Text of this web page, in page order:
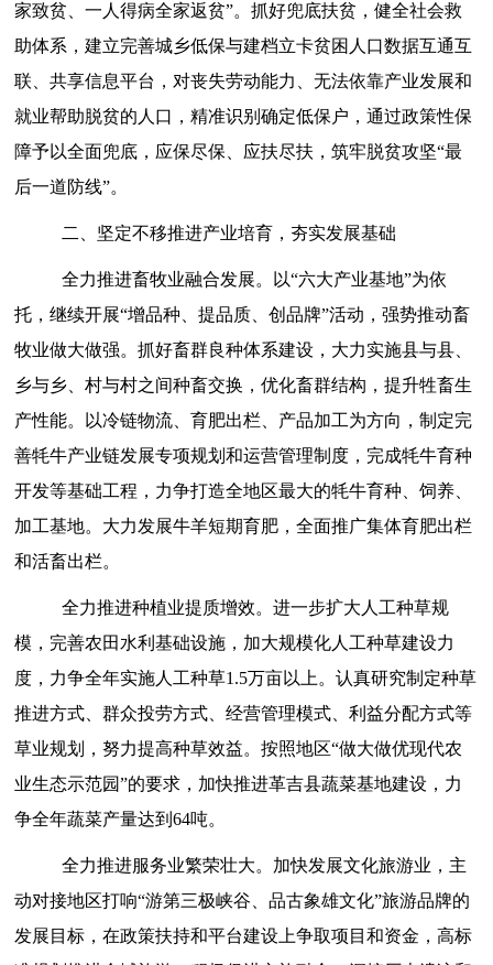
家致贫、一人得病全家返贫”。抓好兜底扶贫，健全社会救
助体系，建立完善城乡低保与建档立卡贫困人口数据互通互
联、共享信息平台，对丧失劳动能力、无法依靠产业发展和
就业帮助脱贫的人口，精准识别确定低保户，通过政策性保
障予以全面兜底，应保尽保、应扶尽扶，筑牢脱贫攻坚“最
后一道防线”。
二、坚定不移推进产业培育，夯实发展基础
全力推进畜牧业融合发展。 以“六大产业基地”为依
托，继续开展“增品种、提品质、创品牌”活动，强势推动畜
牧业做大做强。抓好畜群良种体系建设，大力实施县与县、
乡与乡、村与村之间种畜交换，优化畜群结构，提升牲畜生
产性能。
以冷链物流、育肥出栏、产品加工为方向，制定完
善牦牛产业链发展专项规划和运营管理制度，完成牦牛育种
开发等基础工程，力争打造全地区最大的牦牛育种、饲养、
加工基地。 大力发展牛羊短期育肥，全面推广集体育肥出栏
和活畜出栏。
全力推进种植业提质增效。进一步扩大人工种草规
模， 完善农田水利基础设施，加大规模化人工种草建设力
度，力争全年实施人工种草1.5万亩以上。认真研究制定种草
推进方式、群众投劳方式、经营管理模式、利益分配方式等
草业规划，努力提高种草效益。按照地区“做大做优现代农
业生态示范园”的要求， 加快推进革吉县蔬菜基地建设，力
争全年蔬菜产量达到64吨。
全力推进服务业繁荣壮大。 加快发展文化旅游业，主
动对接地区打响“游第三极峡谷、品古象雄文化”旅游品牌的
发展目标，在政策扶持和平台建设上争取项目和资金，高标